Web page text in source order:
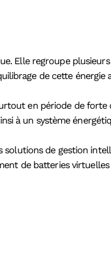
Elle regroupe
de cette énergie
en période de forte
à un système
solutions de gestion
de batteries